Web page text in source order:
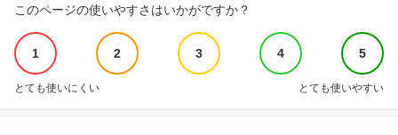
このページの使いやすさはいかがですか？
1 2 3 4 5
とても使いにくい とても使いやすい